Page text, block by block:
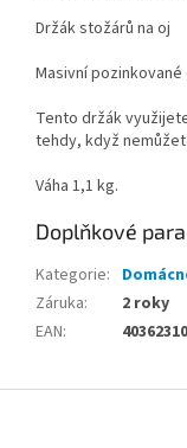
Držák stožárů na oj
Masivní
Tento držák
tehdy, když
Váha 1,1 kg.
Doplňkové
Kategorie:
Záruka:
2 roky
EAN: